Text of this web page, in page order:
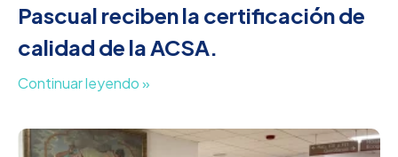
Pascual reciben la certificación de
calidad de la ACSA.
Continuar leyendo »